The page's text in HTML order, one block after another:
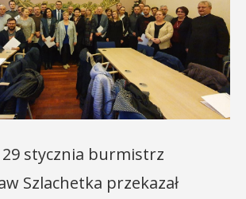
stycznia burmistrz
Szlachetka przekazał